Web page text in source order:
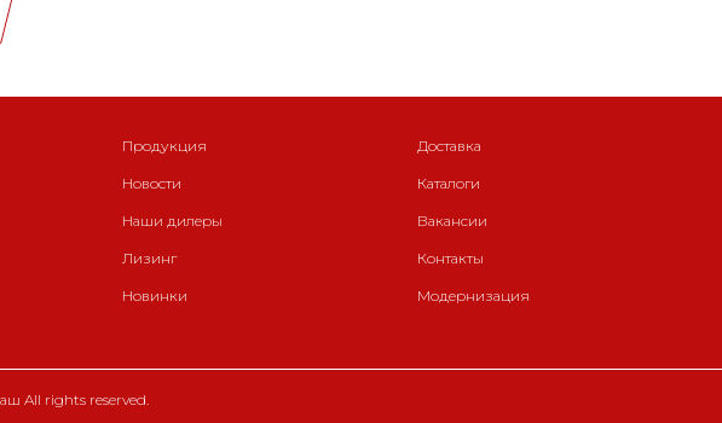
Продукция
Новости
Наши дилеры
Лизинг
Новинки
Доставка
Каталоги
Вакансии
Контакты
Модернизация
All rights reserved.